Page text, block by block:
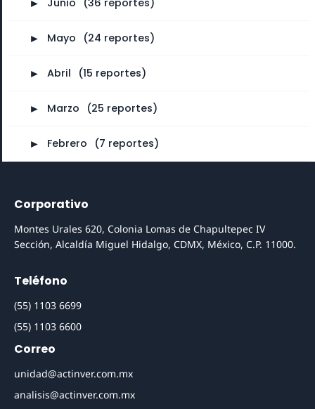
► Mayo (24 reportes)
► Abril (15 reportes)
► Marzo (25 reportes)
► Febrero (7 reportes)
Corporativo
Montes Urales 620, Colonia Lomas de Chapultepec IV
Sección, Alcaldía Miguel Hidalgo, CDMX, México, C.P. 11000.
Teléfono
(55) 1103 6699
(55) 1103 6600
Correo
unidad@actinver.com.mx
analisis@actinver.com.mx